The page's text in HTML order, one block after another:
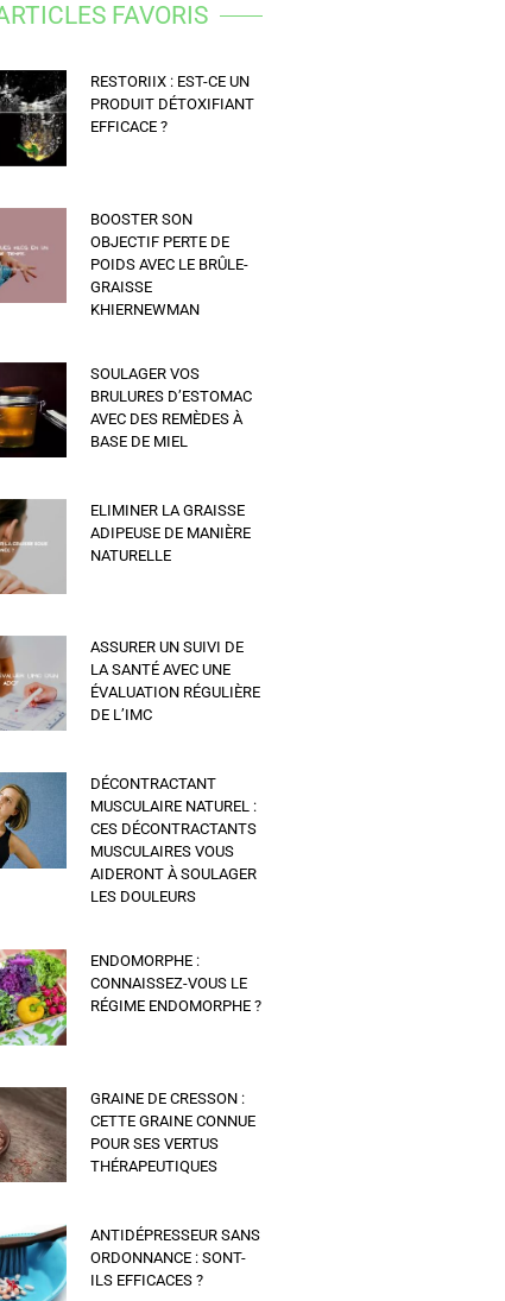
FAVORIS
RESTORIIX : EST-CE UN
PRODUIT DÉTOXIFIANT
EFFICACE ?
BOOSTER SON
OBJECTIF PERTE DE
POIDS AVEC LE BRÛLE-
GRAISSE
KHIERNEWMAN
SOULAGER VOS
BRULURES D’ESTOMAC
AVEC DES REMÈDES À
BASE DE MIEL
ELIMINER LA GRAISSE
ADIPEUSE DE MANIÈRE
NATURELLE
ASSURER UN SUIVI DE
LA SANTÉ AVEC UNE
ÉVALUATION RÉGULIÈRE
DE L’IMC
DÉCONTRACTANT
MUSCULAIRE NATUREL :
CES DÉCONTRACTANTS
MUSCULAIRES VOUS
AIDERONT À SOULAGER
LES DOULEURS
ENDOMORPHE :
CONNAISSEZ-VOUS LE
RÉGIME ENDOMORPHE ?
GRAINE DE CRESSON :
CETTE GRAINE CONNUE
POUR SES VERTUS
THÉRAPEUTIQUES
ANTIDÉPRESSEUR SANS
ORDONNANCE : SONT-
ILS EFFICACES ?